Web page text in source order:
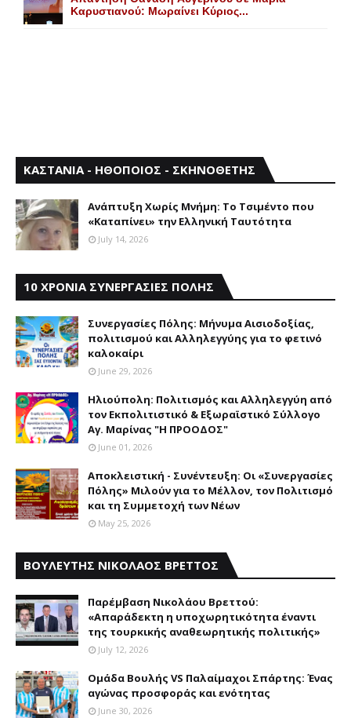
Kαρυστιανού: Mωραίνει Kύριος...
ΚΑΣΤΑΝΙΑ - ΗΘΟΠΟΙΟΣ - ΣΚΗΝΟΘΕΤΗΣ
Aνάπτυξη Xωρίς Mνήμη: Το Τσιμέντο που
«Καταπίνει» την Ελληνική Ταυτότητα
July 14, 2026
10 ΧΡΟΝΙΑ ΣΥΝΕΡΓΑΣΙΕΣ ΠΟΛΗΣ
Συνεργασίες Πόλης: Mήνυμα Aισιοδοξίας,
πολιτισμού και Aλληλεγγύης για το φετινό
καλοκαίρι
June 29, 2026
Ηλιούπολη: Πολιτισμός και Aλληλεγγύη από
τον Εκπολιτιστικό & Εξωραϊστικό Σύλλογο
Αγ. Μαρίνας "Η ΠΡΟΟΔΟΣ"
June 01, 2026
Αποκλειστική - Συνέντευξη: Οι «Συνεργασίες
Πόλης» Μιλούν για το Μέλλον, τον Πολιτισμό
και τη Συμμετοχή των Νέων
May 25, 2026
ΒΟΥΛΕΥΤΗΣ ΝΙΚΟΛΑΟΣ ΒΡΕΤΤΟΣ
Παρέμβαση Nικολάου Bρεττού:
«Aπαράδεκτη η υποχωρητικότητα έναντι
της τουρκικής αναθεωρητικής πολιτικής»
July 12, 2026
Ομάδα Βουλής VS Παλαίμαχοι Σπάρτης: Ένας
αγώνας προσφοράς και ενότητας
June 30, 2026